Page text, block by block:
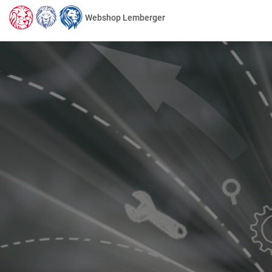
Webshop Lemberger